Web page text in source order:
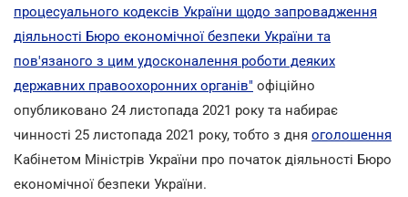
процесуального кодексів України щодо запровадження
діяльності Бюро економічної безпеки України та
пов'язаного з цим удосконалення роботи деяких
державних правоохоронних органів" офіційно
опубликовано 24 листопада 2021 року та набирає
чинності 25 листопада 2021 року, тобто з дня оголошення
Кабінетом Міністрів України про початок діяльності Бюро
економічної безпеки України.